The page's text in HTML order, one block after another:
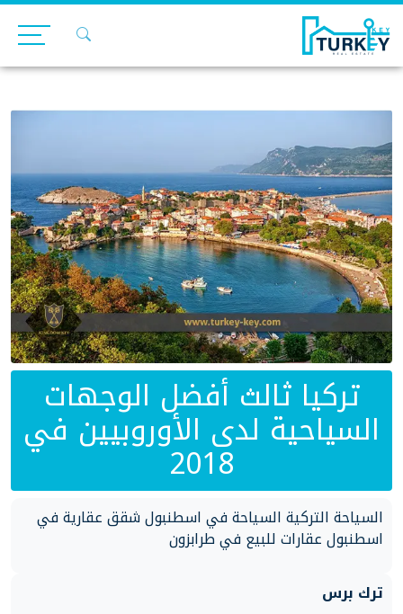
Skip
content
تركيا ثالث أفضل الوجهات
السياحية لدى الأوروبيين في
2018
السياحة التركية السياحة في اسطنبول شقق عقارية في
اسطنبول عقارات للبيع في طرابزون
ترك برس